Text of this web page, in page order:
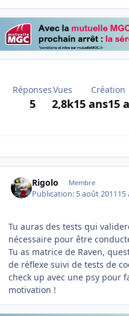
Réponses
5
Vues
2,8k
Création
15 ans15
Rigolo Membre
Publication: 5 août 201115
Tu auras des tests qui
nécessaire pour être
Tu as matrice de Raven,
de réflexe suivi de tests de
check up avec une psy pour
motivation !